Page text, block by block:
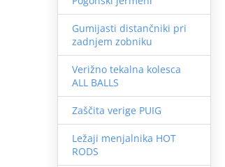
Gumijasti distančniki pri
zadnjem zobniku
Verižno tekalna kolesca
ALL BALLS
Zaščita verige PUIG
Ležaji menjalnika HOT
RODS